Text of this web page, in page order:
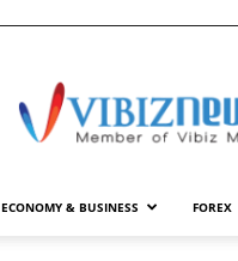
ECONOMY & BUSINESS FOREX